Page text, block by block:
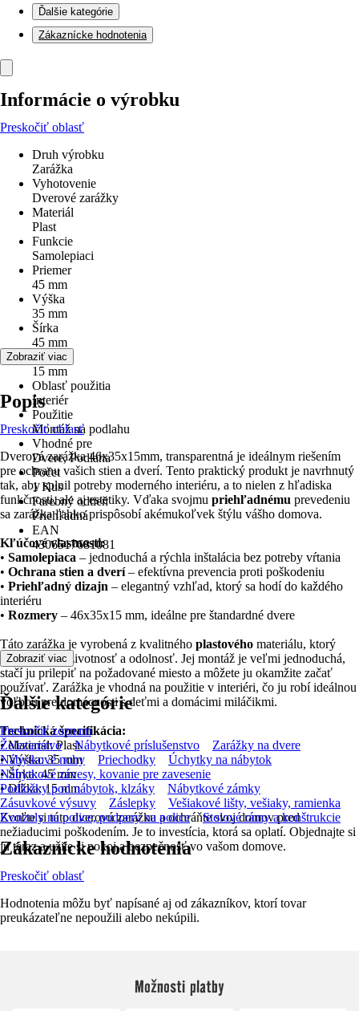
Ďalšie kategórie
Zákaznícke hodnotenia
Informácie o výrobku
Preskočiť oblasť
Druh výrobku
Zarážka
Vyhotovenie
Dverové zarážky
Materiál
Plast
Funkcie
Samolepiaci
Priemer
45 mm
Výška
35 mm
Šírka
45 mm
Dĺžka
15 mm
Oblasť použitia
Interiér
Použitie
Montáž na podlahu
Vhodné pre
Dvere, Podlaha
Počet
1 Kus
Farebný odtieň
Priehľadná
EAN
4306517681081
Zobraziť viac
Popis
Preskočiť oblasť
Dverová zarážka 46x35x15mm, transparentná je ideálnym riešením
pre ochranu vašich stien a dverí. Tento praktický produkt je navrhnutý
tak, aby splnil potreby moderného interiéru, a to nielen z hľadiska
funkčnosti, ale aj estetiky. Vďaka svojmu priehľadnému prevedeniu
sa zarážka ľahko prispôsobí akémukoľvek štýlu vášho domova.
Kľúčové vlastnosti:
• Samolepiaca – jednoduchá a rýchla inštalácia bez potreby vŕtania
• Ochrana stien a dverí– efektívna prevencia proti poškodeniu
• Priehľadný dizajn – elegantný vzhľad, ktorý sa hodí do každého
interiéru
• Rozmery – 46x35x15 mm, ideálne pre štandardné dvere
Táto zarážka je vyrobená z kvalitného plastového materiálu, ktorý
zaisťuje dlhú životnosť a odolnosť. Jej montáž je veľmi jednoduchá,
stačí ju prilepiť na požadované miesto a môžete ju okamžite začať
používať. Zarážka je vhodná na použitie v interiéri, čo ju robí ideálnou
voľbou pre domácnosti s deťmi a domácimi miláčikmi.
Technická špecifikácia:
• Materiál: Plast
• Výška: 35 mm
• Šírka: 45 mm
• Dĺžka: 15 mm
Zvoľte si túto dverovú zarážku a ochráňte svoj domov pred
nežiaducimi poškodením. Je to investícia, ktorá sa oplatí. Objednajte si
ju teraz a užite si pokoj a bezpečnosť vo vašom domove.
Zobraziť viac
Ďalšie kategórie
Preskočiť zoznam
Železiarstvo
Nábytkové príslušenstvo
Zarážky na dvere
Nábytkové nohy
Priechodky
Úchytky na nábytok
Nábytkové závesy, kovanie pre zavesenie
Podložky pod nábytok, klzáky
Nábytkové zámky
Zásuvkové výsuvy
Záslepky
Vešiakové lišty, vešiaky, ramienka
Konzoly na police, podpery na police
Stolové rámy a konštrukcie
Zákaznícke hodnotenia
Preskočiť oblasť
Hodnotenia môžu byť napísané aj od zákazníkov, ktorí tovar
preukázateľne nepoužili alebo nekúpili.
Možnosti platby